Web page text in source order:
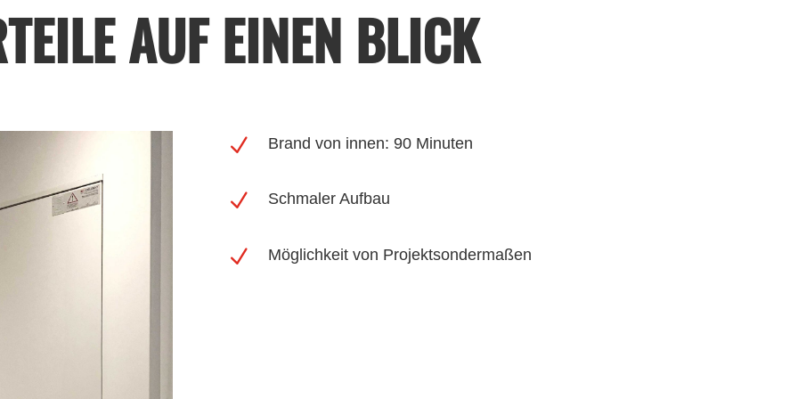
AUF EINEN BLICK
N Brand von innen: 90 Minuten
N Schmaler Aufbau
N Möglichkeit von Projektsondermaßen